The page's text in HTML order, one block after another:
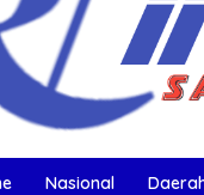
Nasional